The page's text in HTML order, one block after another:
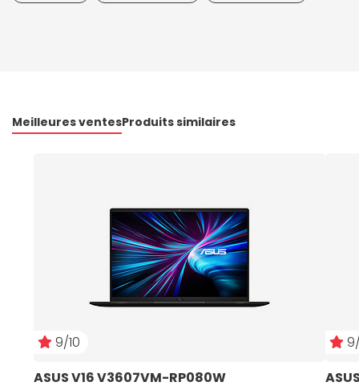
Meilleures ventesProduits similaires
9/10
ASUS V16 V3607VM-RP080W